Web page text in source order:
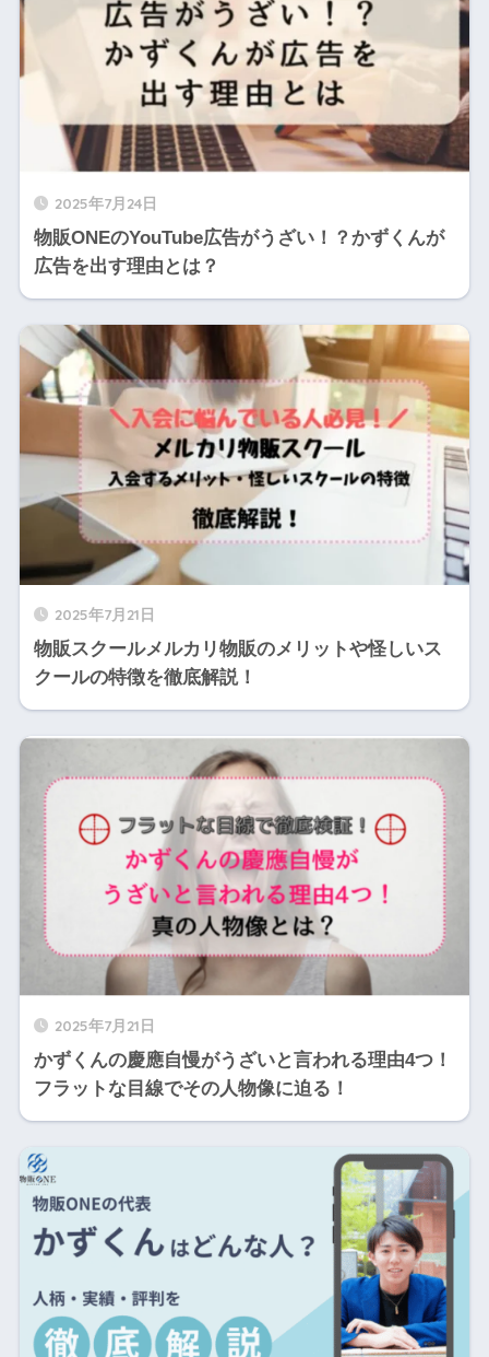
2025年7月24日
物販ONEのYouTube広告がうざい！？かずくんが
広告を出す理由とは？
2025年7月21日
物販スクールメルカリ物販のメリットや怪しいス
クールの特徴を徹底解説！
2025年7月21日
かずくんの慶應自慢がうざいと言われる理由4つ！
フラットな目線でその人物像に迫る！